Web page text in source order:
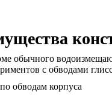
обычного
с обводами
обводам корпуса